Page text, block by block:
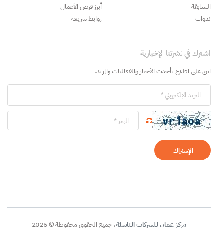
السابقة
ندوات
أبرز فرص الأعمال
روابط سريعة
اشترك في نشرتنا الإخبارية
ابق على اطلاع بأحدث الأخبار والفعاليات والمزيد.
الإشتراك
مركز عمان للشركات الناشئة، جميع الحقوق محفوظة © 2026